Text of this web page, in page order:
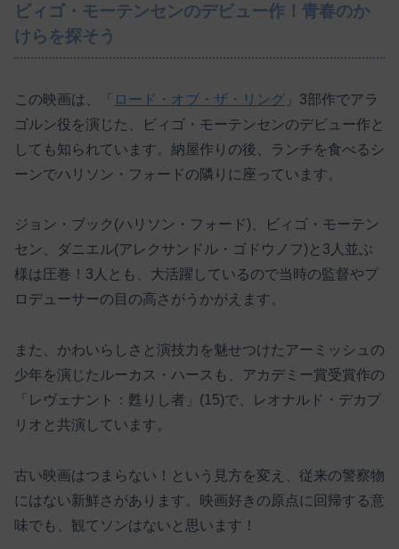
ビィゴ・モーテンセンのデビュー作！青春のか
けらを探そう
この映画は、「 ロード・オブ・ザ・リング 」3部作でアラ
ゴルン役を演じた、ビィゴ・モーテンセンのデビュー作と
しても知られています。納屋作りの後、ランチを食べるシ
ーンでハリソン・フォードの隣りに座っています。
ジョン・ブック(ハリソン・フォード)、ビィゴ・モーテン
セン、ダニエル(アレクサンドル・ゴドウノフ)と3人並ぶ
様は圧巻！3人とも、大活躍しているので当時の監督やプ
ロデューサーの目の高さがうかがえます。
また、かわいらしさと演技力を魅せつけたアーミッシュの
少年を演じたルーカス・ハースも、アカデミー賞受賞作の
「レヴェナント：甦りし者」(15)で、レオナルド・デカプ
リオと共演しています。
古い映画はつまらない！という見方を変え、従来の警察物
にはない新鮮さがあります。映画好きの原点に回帰する意
味でも、観てソンはないと思います！